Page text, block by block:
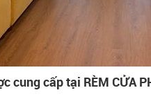
cung cấp tại RÈM CỬA